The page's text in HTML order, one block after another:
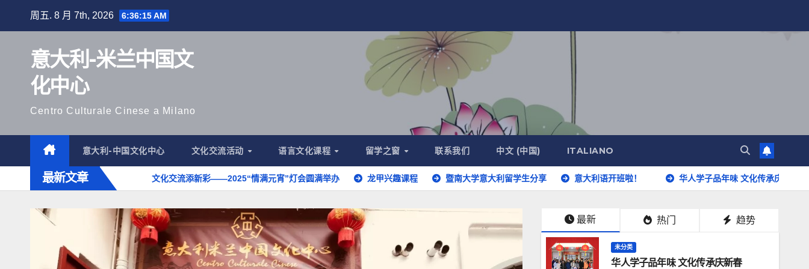
周五. 8 月 7th, 2026 6:36:17 AM
意大利-米兰中国文
化中心
Centro Culturale Cinese a Milano
意大利-中国文化中心 文化交流活动 语言文化课程 留学之窗 联系我们 中文 (中国) ITALIANO
最新文章
中意共庆元宵 文化交流添新彩——2025“情满元宵”灯会圆满举办 龙甲兴趣课程 暨南大学意大利留学生分享 意大利语开班啦！ 华人学子品年味 文化传承庆新春
最新 热门 趋势
未分类
华人学子品年味 文化传承庆新春